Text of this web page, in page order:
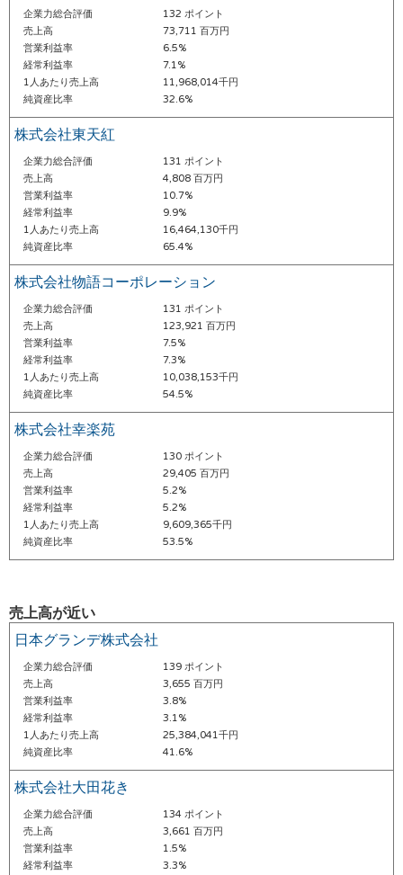
企業力総合評価
132 ポイント
売上高
73,711 百万円
営業利益率
6.5%
経常利益率
7.1%
1人あたり売上高
11,968,014千円
純資産比率
32.6%
株式会社東天紅
企業力総合評価
131 ポイント
売上高
4,808 百万円
営業利益率
10.7%
経常利益率
9.9%
1人あたり売上高
16,464,130千円
純資産比率
65.4%
株式会社物語コーポレーション
企業力総合評価
131 ポイント
売上高
123,921 百万円
営業利益率
7.5%
経常利益率
7.3%
1人あたり売上高
10,038,153千円
純資産比率
54.5%
株式会社幸楽苑
企業力総合評価
130 ポイント
売上高
29,405 百万円
営業利益率
5.2%
経常利益率
5.2%
1人あたり売上高
9,609,365千円
純資産比率
53.5%
売上高が近い
日本グランデ株式会社
企業力総合評価
139 ポイント
売上高
3,655 百万円
営業利益率
3.8%
経常利益率
3.1%
1人あたり売上高
25,384,041千円
純資産比率
41.6%
株式会社大田花き
企業力総合評価
134 ポイント
売上高
3,661 百万円
営業利益率
1.5%
経常利益率
3.3%